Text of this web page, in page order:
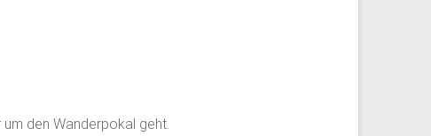
den Wanderpokal geht.